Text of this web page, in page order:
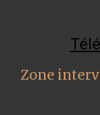
Zone